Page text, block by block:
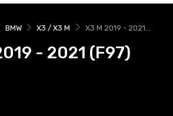
BMW X3 / X3 M X3 M 2019 - 2021...
- 2021 (F97)